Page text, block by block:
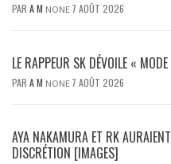
PAR A M NONE 7 AOÛT 2026
LE RAPPEUR SK DÉVOILE «
PAR A M NONE 7 AOÛT 2026
AYA NAKAMURA ET RK
DISCRÉTION [IMAGES]